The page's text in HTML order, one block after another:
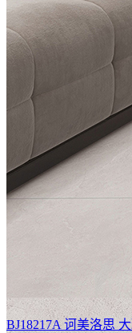
BJ18217A 诃美洛思